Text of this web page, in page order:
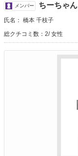
v
i
g
t
i
メンバー ちーちゃん
氏名： 橋本 千枝子
総クチコミ数：2 女性